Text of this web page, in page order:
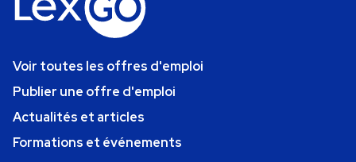
Voir toutes les offres d'emploi
Publier une offre d'emploi
Actualités et articles
Formations et événements